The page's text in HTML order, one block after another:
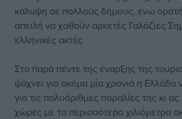
κάλυψη σε πολλούς δήμους, ενώ ορατή
απειλή να χαθούν αρκετές Γαλάζιες
ελληνικές ακτές
Στο παρά πέντε της έναρξης της
ψάχνει για ακόμα μία χρονιά η
για τις πολυάριθμες παραλίες της κι ας
χώρες με τα περισσότερα χιλιόμετρα